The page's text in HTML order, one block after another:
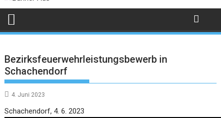
Bezirksfeuerwehrleistungsbewerb in
Schachendorf
4. Juni 2023
Schachendorf, 4. 6. 2023